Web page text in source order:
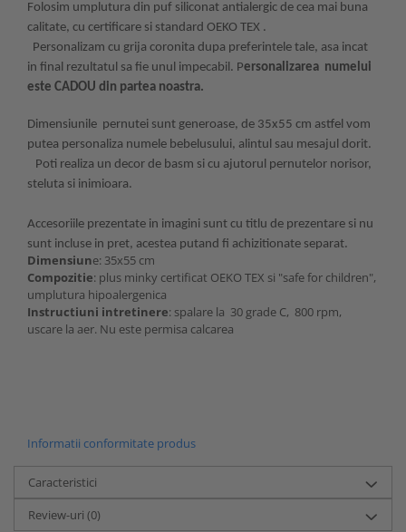
Folosim umplutura din puf siliconat antialergic de cea mai buna
calitate, cu certificare si standard OEKO TEX .
Personalizam cu grija coronita dupa preferintele tale, asa incat
in final rezultatul sa fie unul impecabil. Personalizarea numelui
este CADOU din partea noastra.
Dimensiunile pernutei sunt generoase, de 35x55 cm astfel vom
putea personaliza numele bebelusului, alintul sau mesajul dorit.
Poti realiza un decor de basm si cu ajutorul pernutelor norisor,
steluta si inimioara.
Accesoriile prezentate in imagini sunt cu titlu de prezentare si nu
sunt incluse in pret, acestea putand fi achizitionate separat.
Dimensiune: 35x55 cm
Compozitie: plus minky certificat OEKO TEX si "safe for children",
umplutura hipoalergenica
Instructiuni intretinere: spalare la 30 grade C, 800 rpm,
uscare la aer. Nu este permisa calcarea
Informatii conformitate produs
Caracteristici
Review-uri (0)